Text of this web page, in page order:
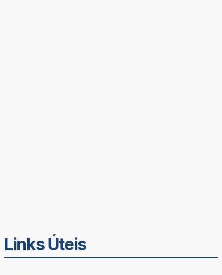
Links Úteis